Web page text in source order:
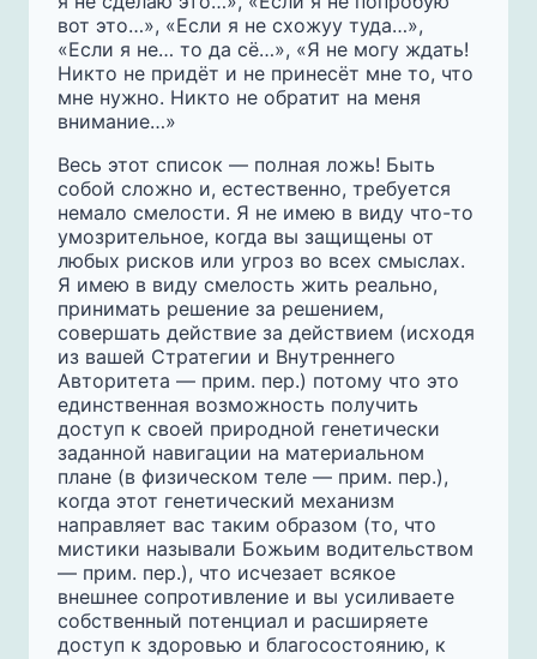
вот это…», «Если я не схожуу туда…»,
«Если я не… то да сё…», «Я не могу ждать!
Никто не придёт и не принесёт мне то, что
мне нужно. Никто не обратит на меня
внимание…»
Весь этот список — полная ложь! Быть
собой сложно и, естественно, требуется
немало смелости. Я не имею в виду что-то
умозрительное, когда вы защищены от
любых рисков или угроз во всех смыслах.
Я имею в виду смелость жить реально,
принимать решение за решением,
совершать действие за действием (исходя
из вашей Стратегии и Внутреннего
Авторитета — прим. пер.) потому что это
единственная возможность получить
доступ к своей природной генетически
заданной навигации на материальном
плане (в физическом теле — прим. пер.),
когда этот генетический механизм
направляет вас таким образом (то, что
мистики называли Божьим водительством
— прим. пер.), что исчезает всякое
внешнее сопротивление и вы усиливаете
собственный потенциал и расширяете
доступ к здоровью и благосостоянию, к